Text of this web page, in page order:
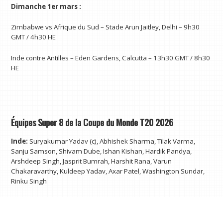
Dimanche 1er mars :
Zimbabwe vs Afrique du Sud – Stade Arun Jaitley, Delhi – 9h30
GMT / 4h30 HE
Inde contre Antilles – Eden Gardens, Calcutta – 13h30 GMT / 8h30
HE
Équipes Super 8 de la Coupe du Monde T20 2026
Inde: Suryakumar Yadav (c), Abhishek Sharma, Tilak Varma,
Sanju Samson, Shivam Dube, Ishan Kishan, Hardik Pandya,
Arshdeep Singh, Jasprit Bumrah, Harshit Rana, Varun
Chakaravarthy, Kuldeep Yadav, Axar Patel, Washington Sundar,
Rinku Singh